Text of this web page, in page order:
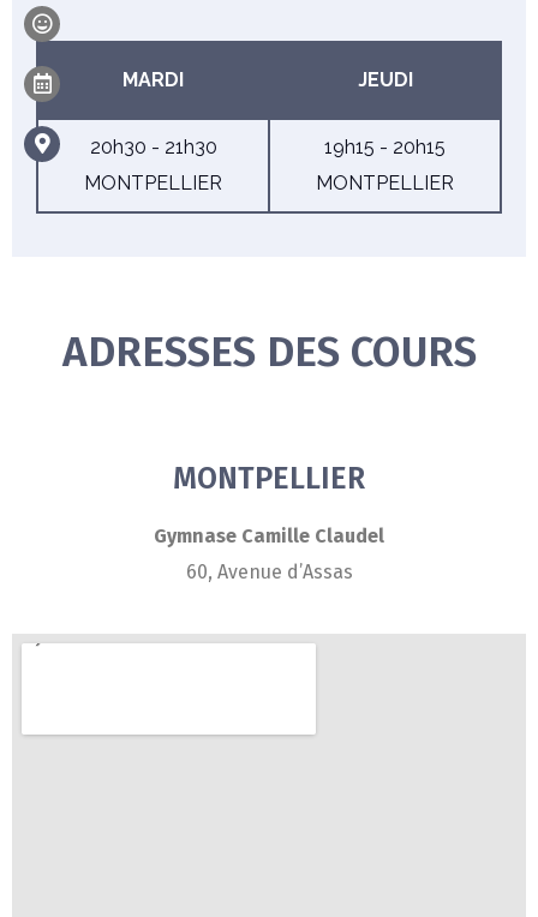
MARDI JEUDI
20h30 - 21h30
MONTPELLIER
19h15 - 20h15
MONTPELLIER
ADRESSES DES COURS
MONTPELLIER
Gymnase Camille Claudel
60, Avenue d’Assas